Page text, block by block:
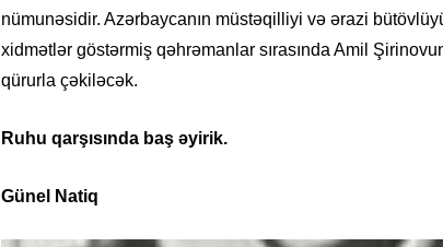
nümunəsidir. Azərbaycanın müstəqilliyi və ərazi
xidmətlər göstərmiş qəhrəmanlar sırasında Amil
qürurla çəkiləcək.
Ruhu qarşısında baş əyirik.
Günel Natiq